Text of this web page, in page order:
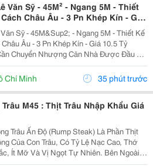
Văn Sỹ - 45M² - Ngang 5M - Thiết
Châu Âu - 3 Pn Khép Kín - Giá
Sỹ - 45M&Sup2; - Ngang 5M - Thiết Kế
Âu - 3 Pn Khép Kín - Giá 10.5 Tỷ
Chuyển Nhượng Căn Nhà Được Đầu Tư
Và Nội Thất, Phù Hợp Cho Khách Mua
Tin Căn Nhà * Dt Công Nhận:...
Chí Minh 35 phút trước
M45 : Thịt Trâu Nhập Khẩu Giá
Trâu Ấn Độ (Rump Steak) Là Phần Thịt
Của Con Trâu, Có Tỷ Lệ Nạc Cao, Thớ
Ít Mỡ Và Vị Ngọt Tự Nhiên. Bên Ngoài
Giúp Thịt Thơm Và Mềm Hơn Khi Chế